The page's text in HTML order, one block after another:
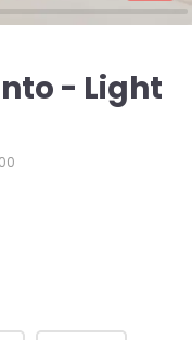
- Light